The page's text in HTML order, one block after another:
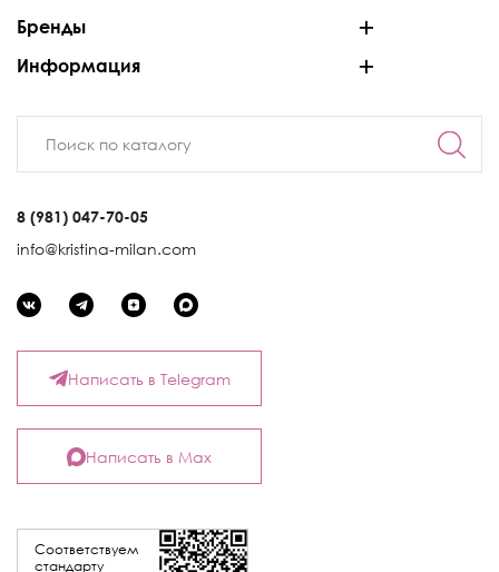
Бренды
Информация
8 (981) 047-70-05
info@kristina-milan.com
Соответствуем
стандарту
Написать в Telegram
Написать в Max